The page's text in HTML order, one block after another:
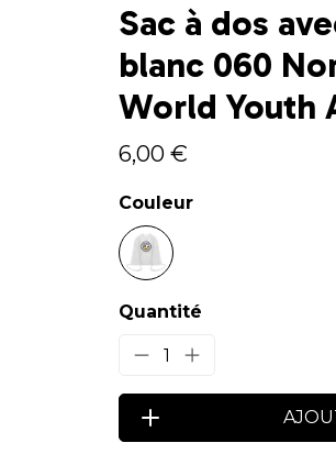
Sac à dos
blanc 060
World Youth
6,00 €
Couleur
Quantité
1